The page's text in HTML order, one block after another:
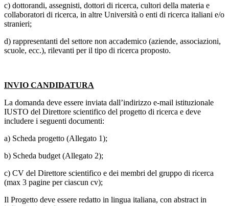
c) dottorandi, assegnisti, dottori di ricerca, cultori della materia e
collaboratori di ricerca, in altre Università o enti di ricerca italiani e/o
stranieri;
d) rappresentanti del settore non accademico (aziende, associazioni,
scuole, ecc.), rilevanti per il tipo di ricerca proposto.
INVIO CANDIDATURA
La domanda deve essere inviata dall’indirizzo e-mail istituzionale
IUSTO del Direttore scientifico del progetto di ricerca e deve
includere i seguenti documenti:
a) Scheda progetto (Allegato 1);
b) Scheda budget (Allegato 2);
c) CV del Direttore scientifico e dei membri del gruppo di ricerca
(max 3 pagine per ciascun cv);
Il Progetto deve essere redatto in lingua italiana, con abstract in